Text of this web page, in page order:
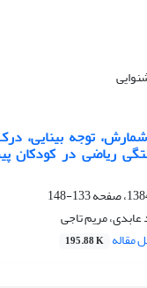
شمارش، توجه بینایی،
ریاضی در کودکان
133-148
مریم تاجی
مقاله 195.88 K